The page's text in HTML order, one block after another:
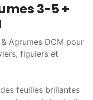
3-5 +
Agrumes DCM pour
figuiers et
feuilles brillantes